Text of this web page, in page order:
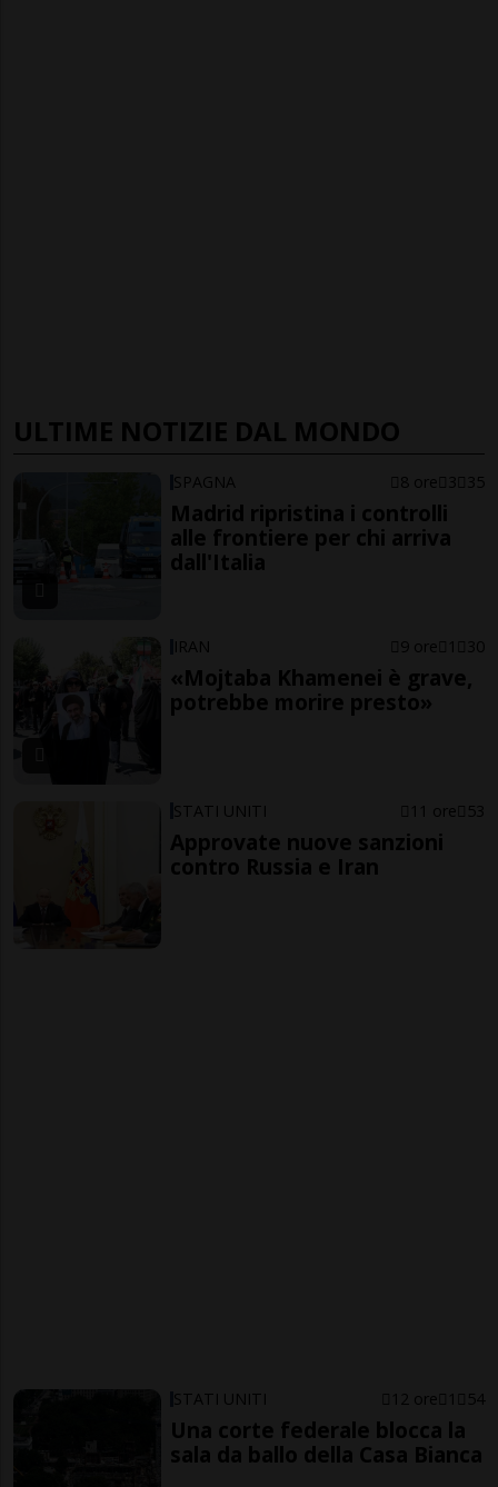
ULTIME NOTIZIE DAL MONDO
SPAGNA 8 ore 3 35
Madrid ripristina i controlli
alle frontiere per chi arriva
dall'Italia
IRAN 9 ore 1 30
«Mojtaba Khamenei è grave,
potrebbe morire presto»
STATI UNITI 11 ore 53
Approvate nuove sanzioni
contro Russia e Iran
STATI UNITI 12 ore 1 54
Una corte federale blocca la
sala da ballo della Casa Bianca